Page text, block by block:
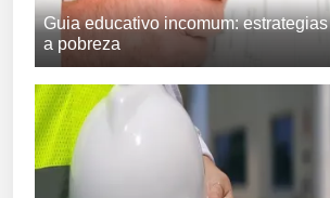
Guia educativo incomum:
a pobreza